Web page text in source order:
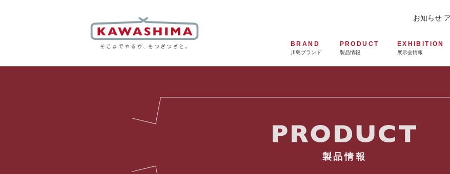
お知らせ
BRAND
川島ブランド
PRODUCT
製品情報
EXHIBITION
展示会情報
製品情報